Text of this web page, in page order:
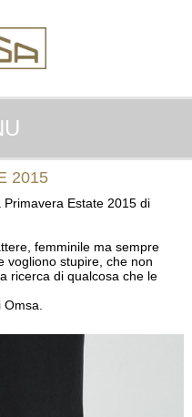
2015
Estate 2015 di
femminile ma sempre
vogliono stupire, che non
ricerca di qualcosa che le